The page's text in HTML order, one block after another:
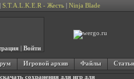
S.T.A.L.K.E.R - Жесть Ninja Blade
Войти
Игровой архив Файлы Статьи
скачать сохранения для игр для